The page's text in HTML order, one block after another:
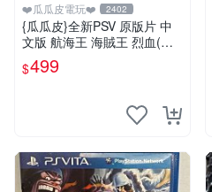
❤️瓜瓜皮電玩❤️ 2402
{瓜瓜皮}全新PSV 原版片 中
文版 航海王 海賊王 烈血(內
附初回特點-不清楚有沒有過
期)(遊戲都有回收)
$499